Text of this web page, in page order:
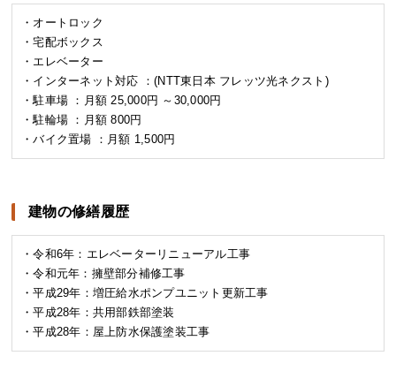
・オートロック
・宅配ボックス
・エレベーター
・インターネット対応 ：(NTT東日本 フレッツ光ネクスト)
・駐車場 ：月額 25,000円 ～30,000円
・駐輪場 ：月額 800円
・バイク置場 ：月額 1,500円
建物の修繕履歴
・令和6年：エレベーターリニューアル工事
・令和元年：擁壁部分補修工事
・平成29年：増圧給水ポンプユニット更新工事
・平成28年：共用部鉄部塗装
・平成28年：屋上防水保護塗装工事